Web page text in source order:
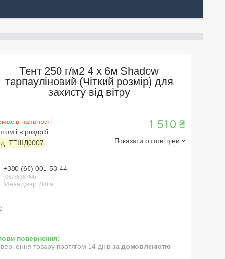
Тент 250 г/м2 4 х 6м Shadow
тарпауліновий (Чіткий розмір) для
захисту від вітру
в наявності
і в роздріб
ТТШД0007
1 510 ₴
Показати оптові ціни
+380 (66) 001-53-44
0676638764
Менеджер Лілія
товару протягом 14 днів за домовленістю